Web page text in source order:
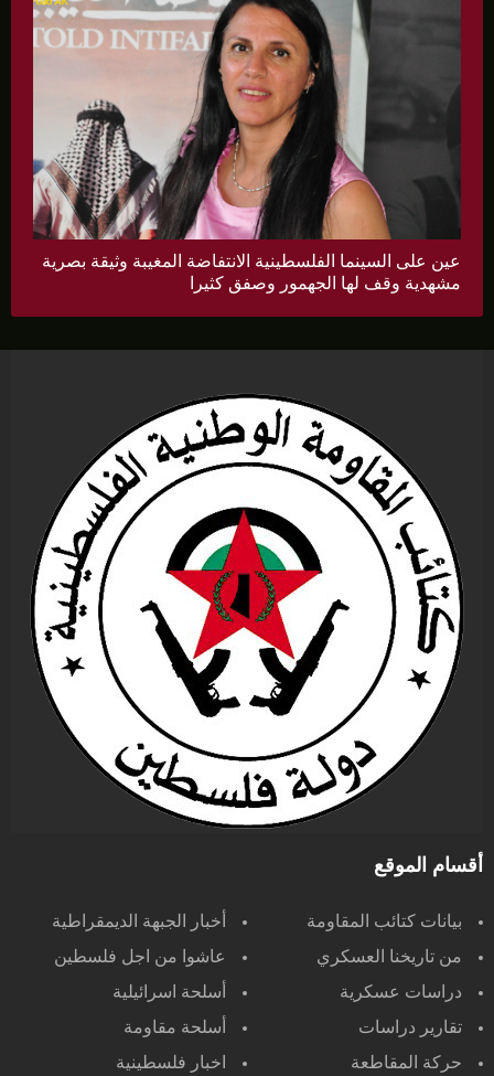
عين على السينما الفلسطينية الانتفاضة المغيبة وثيقة بصرية
مشهدية وقف لها الجهمور وصفق كثيرا
أقسام الموقع
بيانات كتائب المقاومة
أخبار الجبهة الديمقراطية
من تاريخنا العسكري
عاشوا من اجل فلسطين
دراسات عسكرية
أسلحة اسرائيلية
تقارير دراسات
أسلحة مقاومة
حركة المقاطعة
اخبار فلسطينية